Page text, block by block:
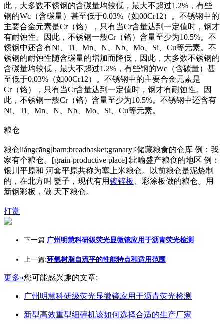
此，大多数不锈钢的含碳量均较低，最大不超过1.2%，有些
钢的Wc（含碳量）甚至低于0.03%（如00Cr12）。不锈钢中的
主要合金元素是Cr（铬），只有当Cr含量达到一定值时，钢才
有耐蚀性。因此，不锈钢一般Cr（铬）含量至少为10.5%。不
锈钢中还含有Ni、Ti、Mn、N、Nb、Mo、Si、Cu等元素。不
锈钢的耐蚀性随含碳量的增加而降低，因此，大多数不锈钢的
含碳量均较低，最大不超过1.2%，有些钢的Wc（含碳量）甚
至低于0.03%（如00Cr12）。不锈钢中的主要合金元素是
Cr（铬），只有当Cr含量达到一定值时，钢才有耐蚀性。因
此，不锈钢一般Cr（铬）含量至少为10.5%。不锈钢中还含有
Ni、Ti、Mn、N、Nb、Mo、Si、Cu等元素。
粮仓
粮仓liángcāng[barn;breadbasket;granary]∶储藏粮食的仓库 例：我
家有个粮仓。[grain-productive place]∶比喻盛产粮食的地区 例：
银川平原和 河套平原共称为塞上米粮仓。以前粮仓是泥烧制
的，在北方叫 甏子，现代有用镀锌板
、彩涂板做的粮仓。用
新钢彩板，做 天下粮仓。
打赏
下一篇:广州明慧科研级荧光显微镜应用于沥青荧光检测
上一篇:环氧树脂自流平的性能特点和适用范围
更多»您可能感兴趣的文章:
广州明慧科研级荧光显微镜应用于沥青荧光检测
新型高效重型细碎机该如何选择合适的生产厂家